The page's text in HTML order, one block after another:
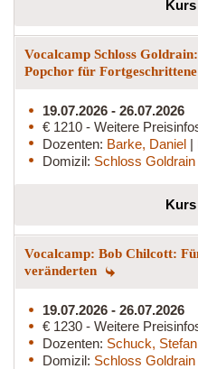
Vocalcamp Schloss
Popchor für Fortgeschrittene
19.07.2026 - 26.07.2026
€ 1210 - Weitere
Dozenten: Barke, Daniel |
Domizil: Schloss Goldrain
Vocalcamp: Bob Chilcott:
veränderten
19.07.2026 - 26.07.2026
€ 1230 - Weitere
Dozenten: Schuck, Stefan
Domizil: Schloss Goldrain